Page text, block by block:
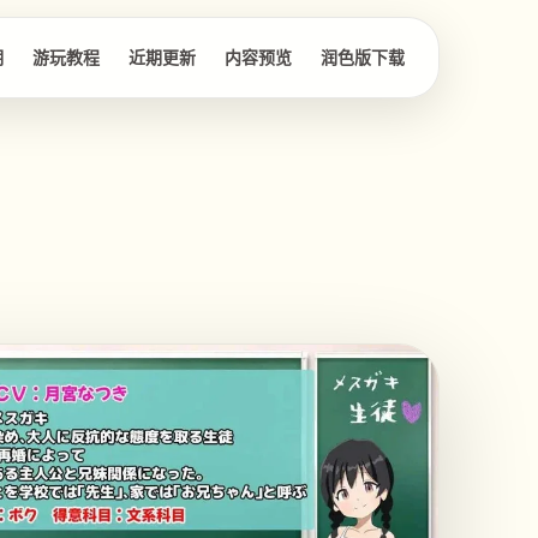
游玩教程 近期更新 内容预览 润色版下载